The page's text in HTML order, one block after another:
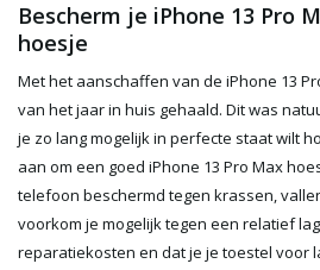
Bescherm je iPhone 13 Pro
hoesje
Met het aanschaffen van de iPhone 13
van het jaar in huis gehaald. Dit was
je zo lang mogelijk in perfecte staat wilt
aan om een goed iPhone 13 Pro Max
telefoon beschermd tegen krassen,
voorkom je mogelijk tegen een relatief
reparatiekosten en dat je je toestel voor